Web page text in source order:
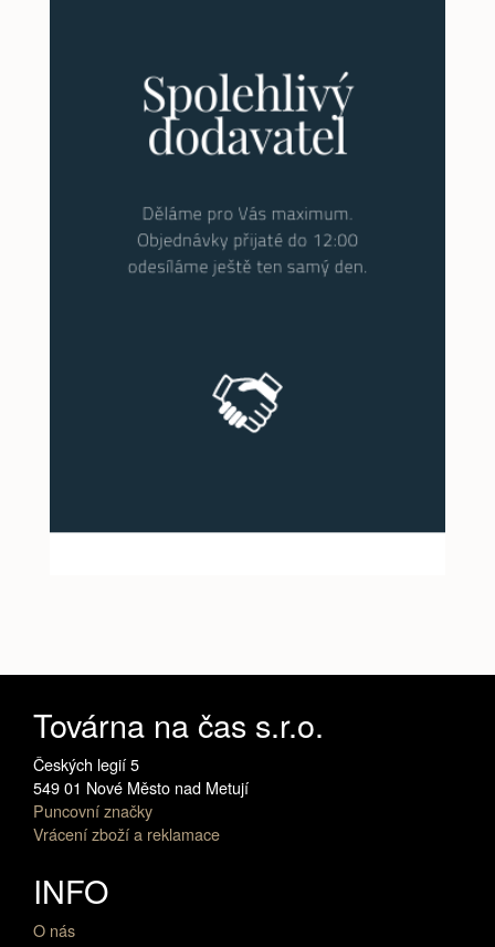
Továrna na čas s.r.o.
Českých legií 5
549 01 Nové Město nad Metují
Puncovní značky
Vrácení zboží a reklamace
INFO
O nás